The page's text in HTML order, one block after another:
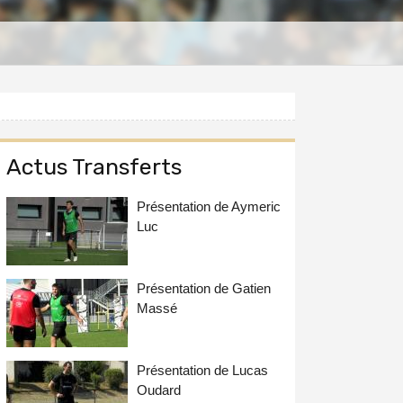
Actus Transferts
Présentation de Aymeric
Luc
Présentation de Gatien
Massé
Présentation de Lucas
Oudard